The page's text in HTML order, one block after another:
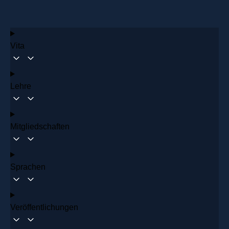
Vita
Lehre
Mitgliedschaften
Sprachen
Veröffentlichungen